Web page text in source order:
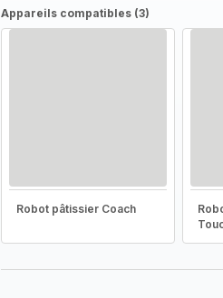
Appareils compatibles (3)
Robot pâtissier Coach